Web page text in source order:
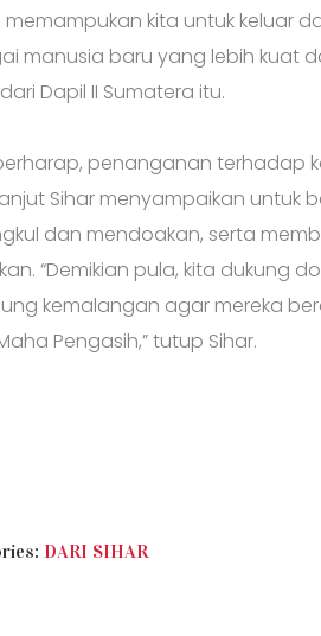
memampukan kita untuk keluar
manusia baru yang lebih kuat
dari Dapil II Sumatera itu.
penanganan terhadap
Sihar menyampaikan
dan mendoakan, serta
“Demikian pula, kita dukung
kemalangan agar mereka
Pengasih,” tutup Sihar.
DARI SIHAR